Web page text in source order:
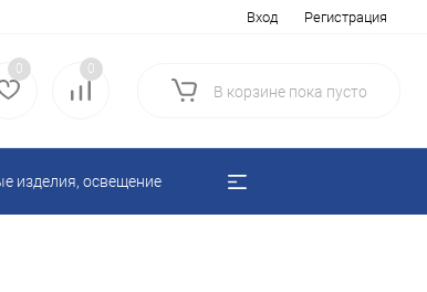
Вход Регистрация
0 0
В корзине пока пусто
изделия, освещение